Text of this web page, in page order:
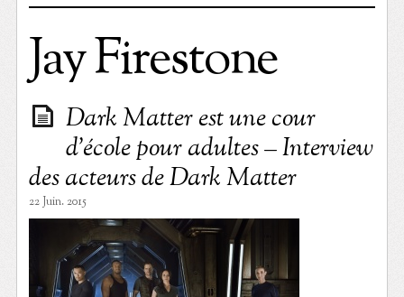
Jay Firestone
Dark Matter est une cour
d’école pour adultes – Interview
des acteurs de Dark Matter
22 Juin. 2015